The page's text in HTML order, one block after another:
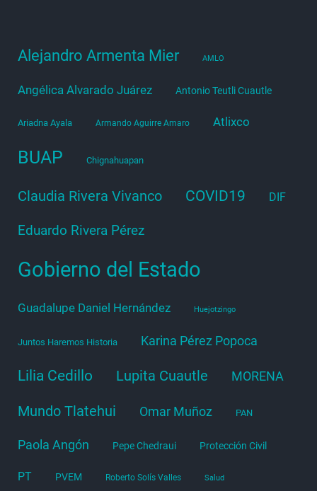
Alejandro Armenta Mier AMLO
Angélica Alvarado Juárez Antonio Teutli Cuautle
Ariadna Ayala Armando Aguirre Amaro Atlixco
BUAP Chignahuapan
Claudia Rivera Vivanco COVID19 DIF
Eduardo Rivera Pérez
Gobierno del Estado
Guadalupe Daniel Hernández Huejotzingo
Juntos Haremos Historia Karina Pérez Popoca
Lilia Cedillo Lupita Cuautle MORENA
Mundo Tlatehui Omar Muñoz PAN
Paola Angón Pepe Chedraui Protección Civil
PT PVEM Roberto Solís Valles Salud